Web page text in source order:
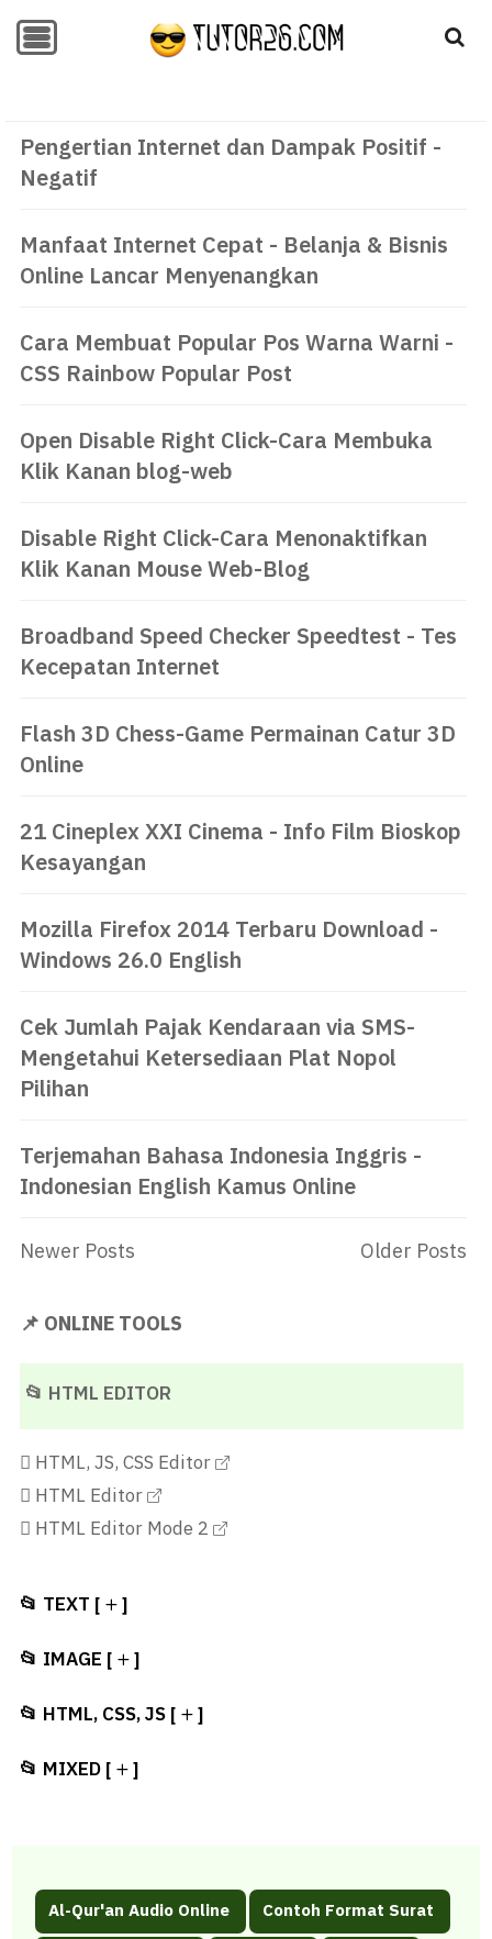
-->-->
Pengertian Internet dan Dampak Positif -
Negatif
Manfaat Internet Cepat - Belanja & Bisnis
Online Lancar Menyenangkan
Cara Membuat Popular Pos Warna Warni -
CSS Rainbow Popular Post
Open Disable Right Click-Cara Membuka
Klik Kanan blog-web
Disable Right Click-Cara Menonaktifkan
Klik Kanan Mouse Web-Blog
Broadband Speed Checker Speedtest - Tes
Kecepatan Internet
Flash 3D Chess-Game Permainan Catur 3D
Online
21 Cineplex XXI Cinema - Info Film Bioskop
Kesayangan
Mozilla Firefox 2014 Terbaru Download -
Windows 26.0 English
Cek Jumlah Pajak Kendaraan via SMS-
Mengetahui Ketersediaan Plat Nopol
Pilihan
Terjemahan Bahasa Indonesia Inggris -
Indonesian English Kamus Online
Newer Posts Older Posts
📌 ONLINE TOOLS
📂 HTML EDITOR
HTML, JS, CSS Editor
HTML Editor
HTML Editor Mode 2
📂 TEXT [ ]
📂 IMAGE [ ]
📂 HTML, CSS, JS [ ]
📂 MIXED [ ]
Al-Qur'an Audio Online Contoh Format Surat